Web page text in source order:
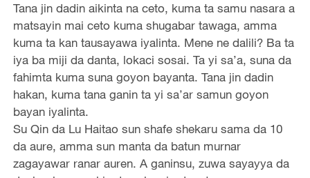
Tana jin dadin aikinta na ceto, kuma ta samu nasara a
matsayin mai ceto kuma shugabar tawaga, amma
kuma ta kan tausayawa iyalinta. Mene ne dalili? Ba ta
iya ba miji da danta, lokaci sosai. Ta yi sa’a, suna da
fahimta kuma suna goyon bayanta. Tana jin dadin
hakan, kuma tana ganin ta yi sa’ar samun goyon
bayan iyalinta.
Su Qin da Lu Haitao sun shafe shekaru sama da 10
da aure, amma sun manta da batun murnar
zagayawar ranar auren. A ganinsu, zuwa sayayya da